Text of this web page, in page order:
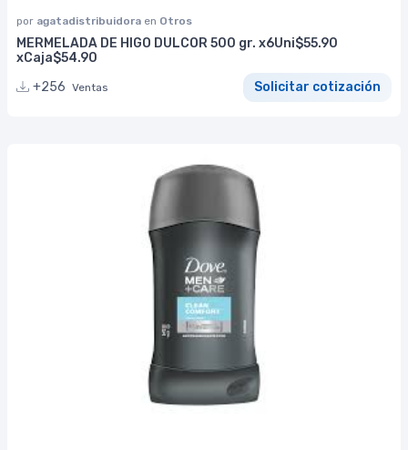
por agatadistribuidora en Otros
MERMELADA DE HIGO DULCOR 500 gr. x6Uni$55.90
xCaja$54.90
+256 Ventas Solicitar cotización